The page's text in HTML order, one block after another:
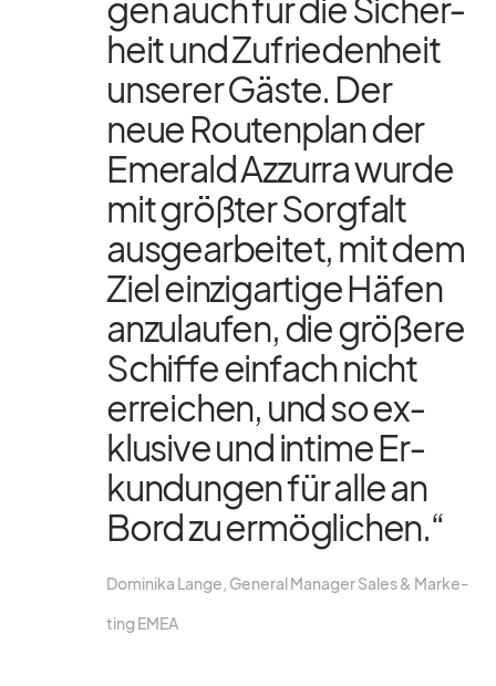
gen auch für die Si­cher­
heit und Zu­frie­den­heit
un­se­rer Gäste. Der
neue Rou­ten­plan der
Emer­ald Az­zurra wurde
mit größ­ter Sorg­falt
aus­ge­ar­bei­tet, mit dem
Ziel ein­zig­ar­tige Hä­fen
an­zu­lau­fen, die grö­ßere
Schiffe ein­fach nicht
er­rei­chen, und so ex­
klu­sive und in­time Er­
kun­dun­gen für alle an
Bord zu er­mög­li­chen.“
Do­mi­nika Lange, Ge­ne­ral Ma­na­ger Sa­les & Mar­ke­
ting EMEA